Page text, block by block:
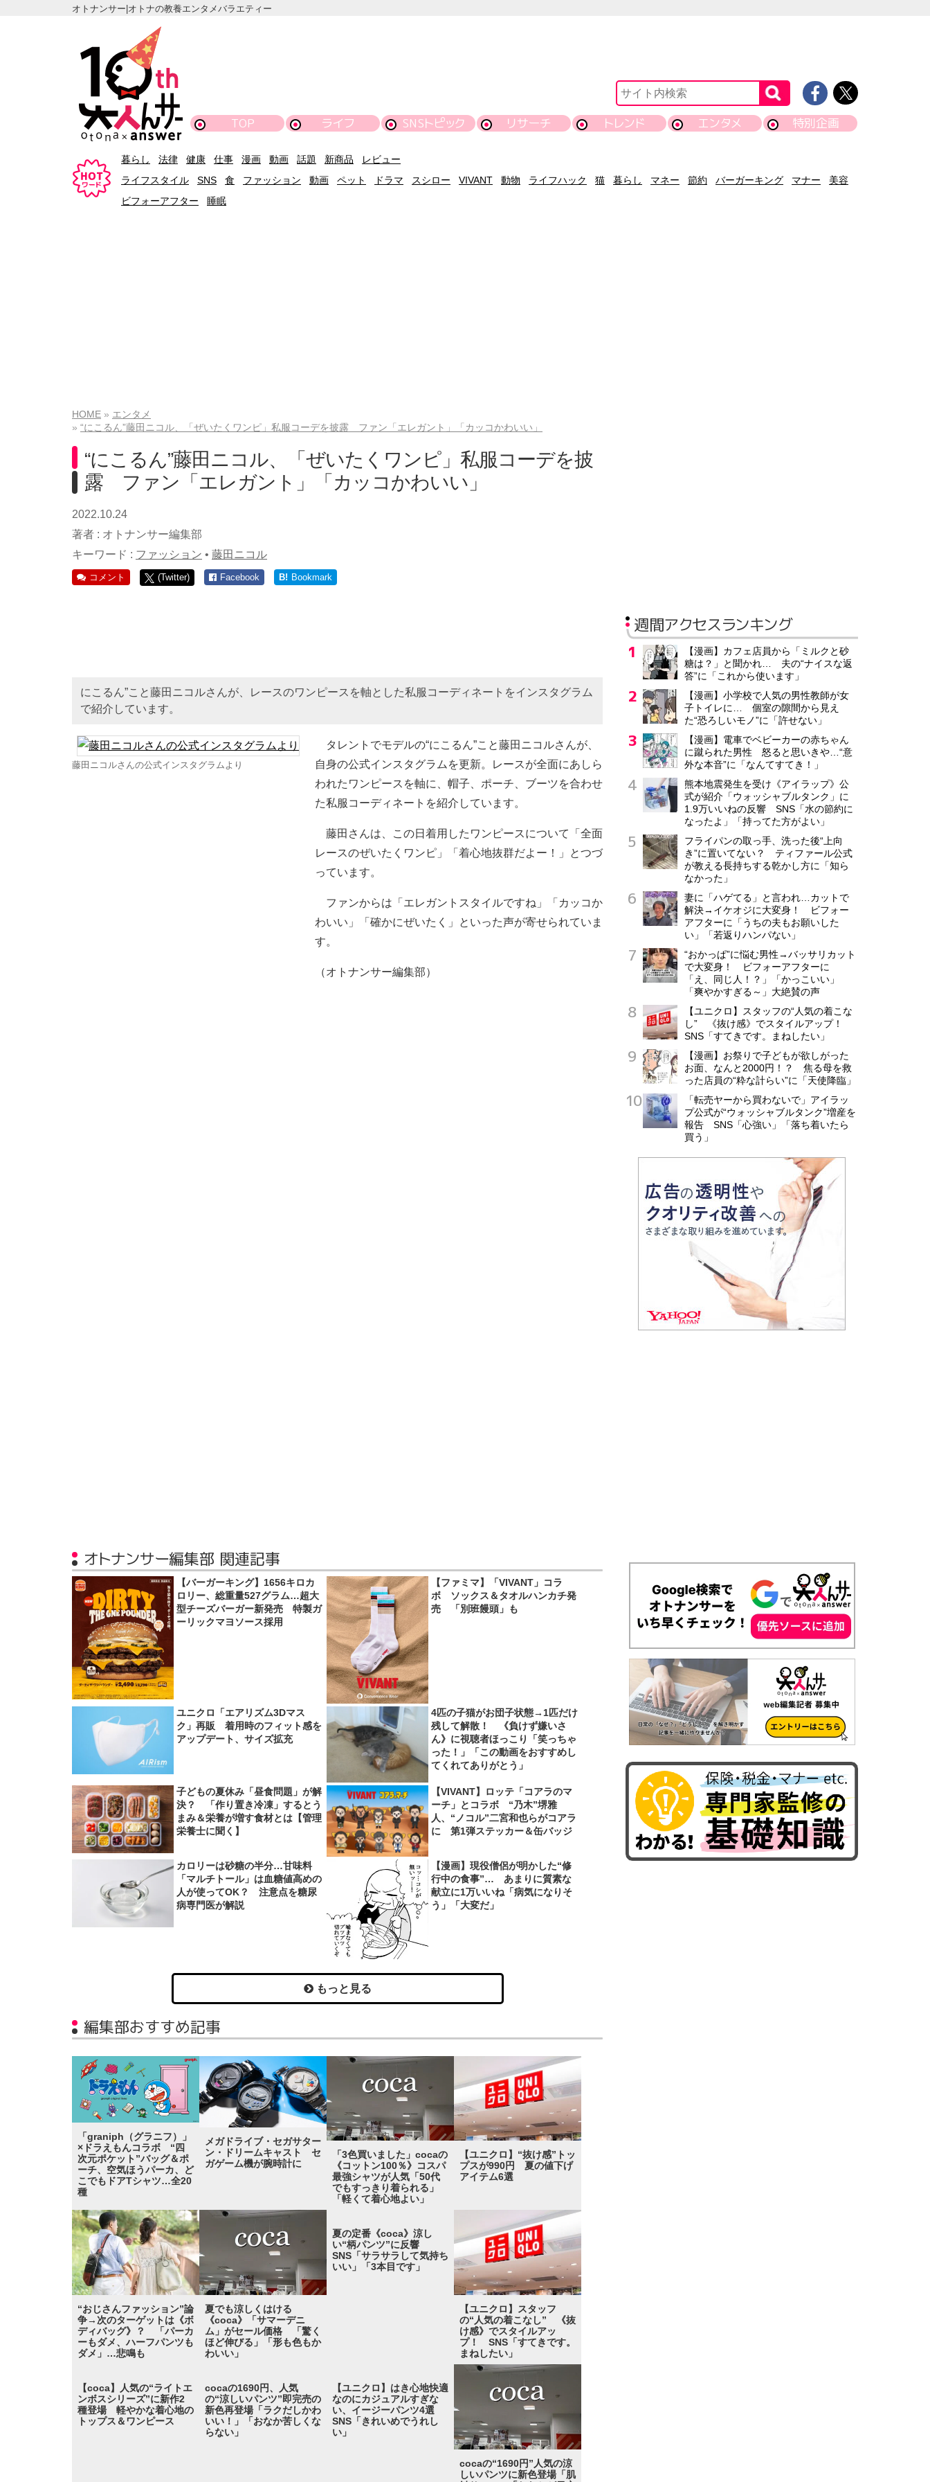
オトナンサー|オトナの教養エンタメバラエティー
TOP ライフ SNSトピック リサーチ トレンド エンタメ 特別企画
暮らし 法律 健康 仕事 漫画 動画 話題 新商品
レビュー
ライフスタイル
SNS 食 ファッション 動画 ペット ドラマ スシロー VIVANT 動物 ライフハック 猫 暮らし マネー 節約 バーガーキング マナー
美容
ビフォーアフター
睡眠
HOME
エンタメ
“にこるん”藤田ニコル、「ぜいたくワンピ」私服コーデを披露 ファン「エレガント」「カッコかわいい」
“にこるん”藤田ニコル、「ぜいたくワンピ」私服コーデを披
露 ファン「エレガント」「カッコかわいい」
2022.10.24
著者 : オトナンサー編集部
キーワード : ファッション • 藤田ニコル
コメント (Twitter) Facebook B! Bookmark
にこるん”こと藤田ニコルさんが、レースのワンピースを軸とした私服コーディネートをインスタグラム
で紹介しています。
藤田ニコルさんの公式インスタグラムより
タレントでモデルの“にこるん”こと藤田ニコルさんが、
自身の公式インスタグラムを更新。レースが全面にあしら
われたワンピースを軸に、帽子、ポーチ、ブーツを合わせ
た私服コーディネートを紹介しています。
藤田さんは、この日着用したワンピースについて「全面
レースのぜいたくワンピ」「着心地抜群だよー！」とつづ
っています。
ファンからは「エレガントスタイルですね」「カッコか
わいい」「確かにぜいたく」といった声が寄せられていま
す。
（オトナンサー編集部）
オトナンサー編集部 関連記事
【バーガーキング】1656キロカ
ロリー、総重量527グラム…超大
型チーズバーガー新発売 特製ガ
ーリックマヨソース採用
【ファミマ】「VIVANT」コラ
ボ ソックス＆タオルハンカチ発
売 「別班饅頭」も
ユニクロ「エアリズム3Dマス
ク」再販 着用時のフィット感を
アップデート、サイズ拡充
4匹の子猫がお団子状態→1匹だけ
残して解散！ 《負けず嫌いさ
ん》に視聴者ほっこり「笑っちゃ
った！」「この動画をおすすめし
てくれてありがとう」
子どもの夏休み「昼食問題」が解
決？ 「作り置き冷凍」するとう
まみ＆栄養が増す食材とは【管理
栄養士に聞く】
【VIVANT】ロッテ「コアラのマ
ーチ」とコラボ “乃木”堺雅
人、“ノコル”二宮和也らがコアラ
に 第1弾ステッカー＆缶バッジ
カロリーは砂糖の半分…甘味料
「マルチトール」は血糖値高めの
人が使ってOK？ 注意点を糖尿
病専門医が解説
【漫画】現役僧侶が明かした“修
行中の食事”… あまりに質素な
献立に1万いいね「病気になりそ
う」「大変だ」
もっと見る
編集部おすすめ記事
「graniph（グラニフ）」
×ドラえもんコラボ “四
次元ポケット”バッグ＆ポ
ーチ、空気ほうパーカ、ど
こでもドアTシャツ…全20
種
メガドライブ・セガサター
ン・ドリームキャスト セ
ガゲーム機が腕時計に
「3色買いました」cocaの
《コットン100％》コスパ
最強シャツが人気「50代
でもすっきり着られる」
「軽くて着心地よい」
【ユニクロ】“抜け感”トッ
プスが990円 夏の値下げ
アイテム6選
“おじさんファッション”論
争→次のターゲットは《ボ
ディバッグ》？ 「パーカ
ーもダメ、ハーフパンツも
ダメ」…悲鳴も
夏でも涼しくはける
《coca》「サマーデニ
ム」がセール価格 「驚く
ほど伸びる」「形も色もか
わいい」
夏の定番《coca》涼し
い“柄パンツ”に反響
SNS「サラサラして気持ち
いい」「3本目です」
【ユニクロ】スタッフ
の“人気の着こなし” 《抜
け感》でスタイルアッ
プ！ SNS「すてきです。
まねしたい」
【coca】人気の“ライトエ
ンボスシリーズ”に新作2
種登場 軽やかな着心地の
トップス＆ワンピース
cocaの1690円、人気
の“涼しいパンツ”即完売の
新色再登場「ラクだしかわ
いい！」「おなか苦しくな
らない」
【ユニクロ】はき心地快適
なのにカジュアルすぎな
い、イージーパンツ4選
SNS「きれいめでうれし
い」
cocaの“1690円”人気の涼
しいパンツに新色登場「肌
週間アクセスランキング
【漫画】カフェ店員から「ミルクと砂
糖は？」と聞かれ… 夫の“ナイスな返
答”に「これから使います」
【漫画】小学校で人気の男性教師が女
子トイレに… 個室の隙間から見え
た“恐ろしいモノ”に「許せない」
【漫画】電車でベビーカーの赤ちゃん
に蹴られた男性 怒ると思いきや…“意
外な本音”に「なんてすてき！」
熊本地震発生を受け《アイラップ》公
式が紹介「ウォッシャブルタンク」に
1.9万いいねの反響 SNS「水の節約に
なったよ」「持ってた方がよい」
フライパンの取っ手、洗った後“上向
き”に置いてない？ ティファール公式
が教える長持ちする乾かし方に「知ら
なかった」
妻に「ハゲてる」と言われ…カットで
解決→イケオジに大変身！ ビフォー
アフターに「うちの夫もお願いした
い」「若返りハンパない」
“おかっぱ”に悩む男性→バッサリカット
で大変身！ ビフォーアフターに
「え、同じ人！？」「かっこいい」
「爽やかすぎる～」大絶賛の声
【ユニクロ】スタッフの“人気の着こな
し” 《抜け感》でスタイルアップ！
SNS「すてきです。まねしたい」
【漫画】お祭りで子どもが欲しがった
お面、なんと2000円！？ 焦る母を救
った店員の“粋な計らい”に「天使降臨」
「転売ヤーから買わないで」アイラッ
プ公式が“ウォッシャブルタンク”増産を
報告 SNS「心強い」「落ち着いたら
買う」